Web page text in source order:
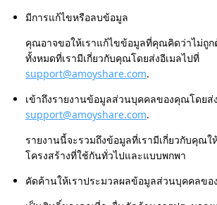
มีการแก้ไขหรือลบข้อมูล
คุณอาจขอให้เราแก้ไขข้อมูลที่คุณคิดว่าไม่ถู
ทั้งหมดที่เรามีเกี่ยวกับคุณโดยส่งอีเมลไปที่
support@amoyshare.com.
เข้าถึงรายงานข้อมูลส่วนบุคคลของคุณโดยส่
support@amoyshare.com.
รายงานนี้จะรวมถึงข้อมูลที่เรามีเกี่ยวกับคุณ
โครงสร้างที่ใช้กันทั่วไปและแบบพกพา
คัดค้านให้เราประมวลผลข้อมูลส่วนบุคคลข